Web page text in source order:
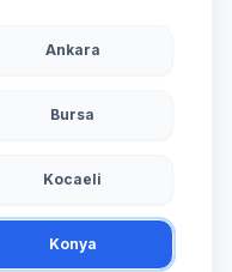
Ankara
Bursa
Kocaeli
Konya